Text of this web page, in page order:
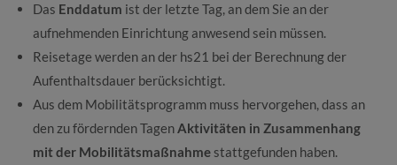
Das Enddatum ist der letzte Tag, an dem Sie an der
aufnehmenden Einrichtung anwesend sein müssen.
Reisetage werden an der hs21 bei der Berechnung der
Aufenthaltsdauer berücksichtigt.
Aus dem Mobilitätsprogramm muss hervorgehen, dass an
den zu fördernden TagenAktivitäten in Zusammenhang
mit der Mobilitätsmaßnahme stattgefunden haben.